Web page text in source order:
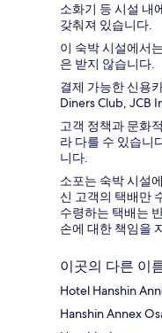
소화기 등 시설 내
갖춰져 있습니다.
이 숙박 시설에서
은 받지 않습니다.
결제 가능한 신용
Diners Club, JCB
고객 정책과 문화
라 다를 수 있습니
니다.
소포는 숙박 시설
신 고객의 택배만
수령하는 택배는
손에 대한 책임을
이곳의 다른 이
Hotel Hanshin
Hanshin Annex